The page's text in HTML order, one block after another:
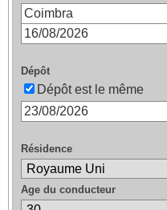
Dépôt
Dépôt est le même
Résidence
Age du conducteur